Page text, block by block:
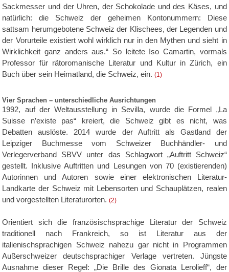
Sackmesser und der Uhren, der Schokolade und des Käses, und
natürlich: die Schweiz der geheimen Kontonummern: Diese
sattsam herumgebotene Schweiz der Klischees, der Legenden und
der Vorurteile existiert wohl wirklich nur in den Mythen und sieht in
Wirklichkeit ganz anders aus.“ So leitete Iso Camartin, vormals
Professor für rätoromanische Literatur und Kultur in Zürich, ein
Buch über sein Heimatland, die Schweiz, ein.(1)
Vier Sprachen – unterschiedliche Ausrichtungen
1992, auf der Weltausstellung in Sevilla, wurde die Formel „La
Suisse n’existe pas“ kreiert, die Schweiz gibt es nicht, was
Debatten auslöste. 2014 wurde der Auftritt als Gastland der
Leipziger Buchmesse vom Schweizer Buchhändler- und
Verlegerverband SBVV unter das Schlagwort „Auftritt Schweiz“
gestellt. Inklusive Auftritten und Lesungen von 70 (existierenden)
Autorinnen und Autoren sowie einer elektronischen Literatur-
Landkarte der Schweiz mit Lebensorten und Schauplätzen, realen
und vorgestellten Literaturorten.(2)
Orientiert sich die französischsprachige Literatur der Schweiz
traditionell nach Frankreich, so ist Literatur aus der
italienischsprachigen Schweiz nahezu gar nicht in Programmen
Außerschweizer deutschsprachiger Verlage vertreten. Jüngste
Ausnahme dieser Regel: „Die Brille des Gionata Lerolieff“, der